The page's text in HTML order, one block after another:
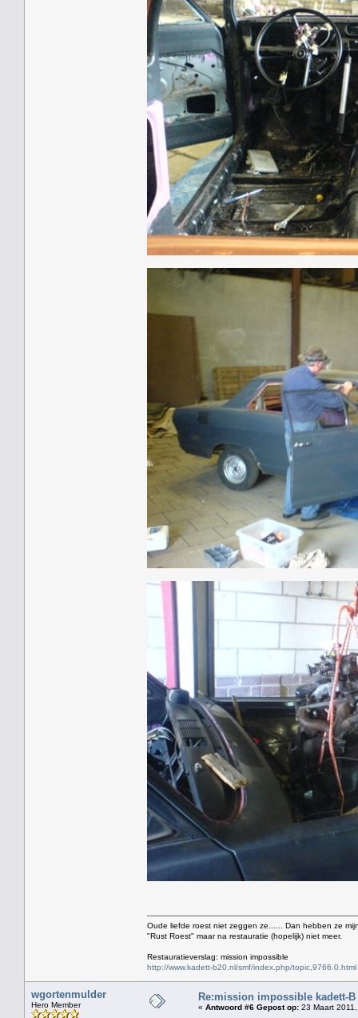
Oude liefde roest niet zeggen ze...... Dan hebben ze
"Rust Roest" maar na restauratie (hopelijk) niet meer.
Restauratieverslag: mission impossible
http://www.kadett-b20.nl/smf/index.php/topic,9766.0.html
wgortenmulder
Hero Member
Re:mission impossible kadett-B
« Antwoord #6 Gepost op: 23 Maart